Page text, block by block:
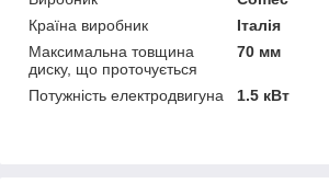
Країна виробник
Італія
Максимальна товщина
диску, що проточується
70 мм
Потужність електродвигуна 1.5 кВт